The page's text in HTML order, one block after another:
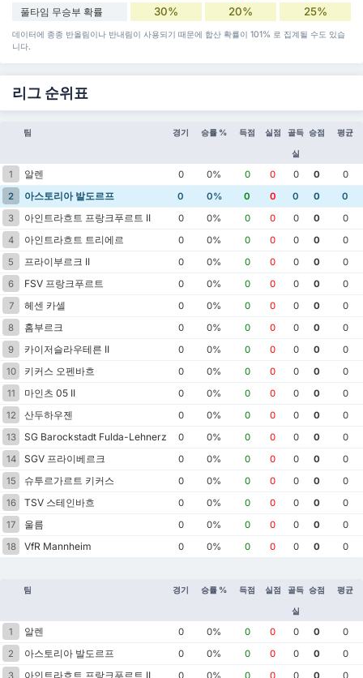
풀타임 무승부 확률 30% 20% 25%
데이터에 종종 반올림이나 반내림이 사용되기 때문에 합산 확률이 101% 로 집계될 수도 있습
니다.
리그 순위표
팀 경기 승률 % 득점 실점 골득
실
승점 평균
1 알렌 0 0% 0 0 0 0
0
2
아스토리아 발도르프 0 0% 0 0 0 0
0
3
아인트라흐트 프랑크푸르트 II 0 0% 0 0 0 0
0
4
아인트라흐트 트리에르 0 0% 0 0 0 0
0
5
프라이부르크 II 0 0% 0 0 0 0
0
6
FSV 프랑크푸르트 0 0% 0 0 0 0
0
7
헤센 카셀 0 0% 0 0 0 0
0
8
홈부르크 0 0% 0 0 0 0
0
9
카이저슬라우테른 II 0 0% 0 0 0 0
0
10
키커스 오펜바흐 0 0% 0 0 0 0
0
11
마인츠 05 II 0 0% 0 0 0 0
0
12
산두하우젠 0 0% 0 0 0 0
0
13
SG Barockstadt Fulda-Lehnerz 0 0% 0 0 0 0
0
14
SGV 프라이베르크 0 0% 0 0 0 0
0
15
슈투르가르트 키커스 0 0% 0 0 0 0
0
16
TSV 스테인바흐 0 0% 0 0 0 0
0
17
울름 0 0% 0 0 0 0
0
18
VfR Mannheim 0 0% 0 0 0 0 0
팀 경기 승률 % 득점 실점 골득
실
승점 평균
1 알렌 0 0% 0 0 0 0
0
2
아스토리아 발도르프 0 0% 0 0 0 0
0
3
아인트라흐트 프랑크푸르트 II 0 0% 0 0 0 0 0